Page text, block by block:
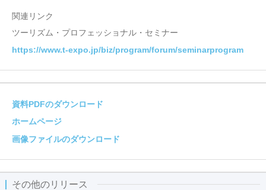
関連リンク
ツーリズム・プロフェッショナル・セミナー
https://www.t-expo.jp/biz/program/forum/seminarprogram
資料PDFのダウンロード
ホームページ
画像ファイルのダウンロード
その他のリリース